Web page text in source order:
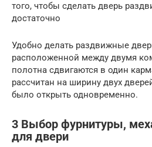
того, чтобы сделать дверь
достаточно
Удобно делать раздвижные
расположенной между двумя
полотна сдвигаются в один
рассчитан на ширину двух
было открыть одновременно.
3 Выбор фурнитуры,
для двери